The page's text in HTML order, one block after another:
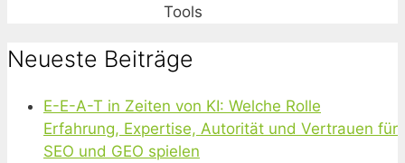
Tools
Neueste Beiträge
E-E-A-T in Zeiten von KI: Welche Rolle
Erfahrung, Expertise, Autorität und Vertrauen für
SEO und GEO spielen